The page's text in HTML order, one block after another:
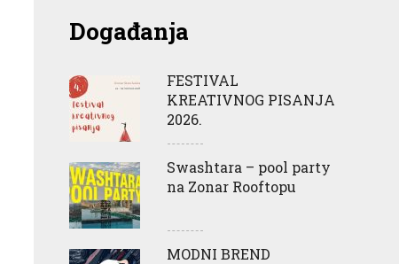
Događanja
FESTIVAL
KREATIVNOG PISANJA
2026.
Swashtara – pool party
na Zonar Rooftopu
MODNI BREND